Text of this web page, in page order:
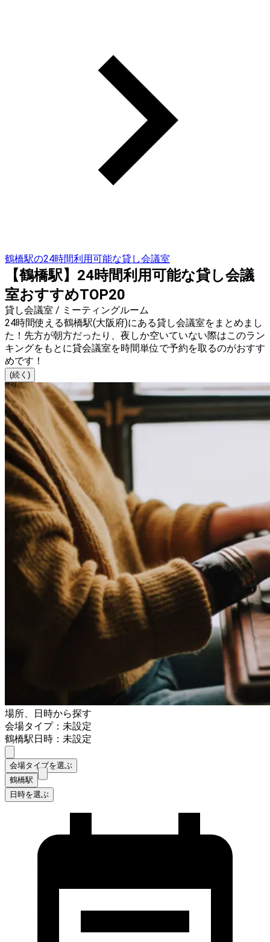
鶴橋駅の24時間利用可能な貸し会議室
【鶴橋駅】24時間利用可能な貸し会議
室おすすめTOP20
貸し会議室 / ミーティングルーム
24時間使える鶴橋駅(大阪府)にある貸し会議室をまとめまし
た！先方が朝方だったり、夜しか空いていない際はこのラン
キングをもとに貸会議室を時間単位で予約を取るのがおすす
めです！
(続く)
場所、日時から探す
会場タイプ：未設定
鶴橋駅日時：未設定
会場タイプを選ぶ
鶴橋駅
日時を選ぶ